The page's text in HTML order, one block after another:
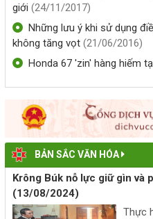
DANH SÁCH LÃNH ĐẠO,
PHỤC VỤ HÀNH CHÍNH
(26/06/2026, 00:00)
BÀN XÃ KRÔNG BÚK 06
(25/06/2026, 00:00)
TRIỂN KHAI TIỀN GỬI TÍCH
TẠI PHÒNG GIAO DỊCH
KRÔNG BÚK
(26/05/2026, 00:00)
giới (24/11/2017)
Những lưu ý khi sử dụng
không tăng vọt (21/06/2016)
Honda 67 'zin' hàng hiếm
BẢN SẮC VĂN HÓA
Krông Búk nỗ lực giữ gìn và
(13/08/2024)
Thực